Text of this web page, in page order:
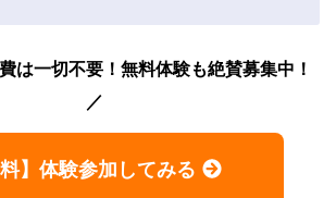
は一切不要！無料体験も絶賛募集中！
料】体験参加してみる